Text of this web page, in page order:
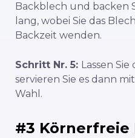
Backblech und backen
lang, wobei Sie das
Backzeit wenden.
Schritt Nr. 5: Lassen
servieren Sie es dann
Wahl.
#3 Körnerfreie